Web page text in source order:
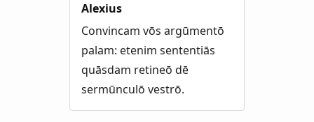
Alexius
Convincam vōs argūmentō
palam: etenim sententiās
quāsdam retineō dē
sermūnculō vestrō.